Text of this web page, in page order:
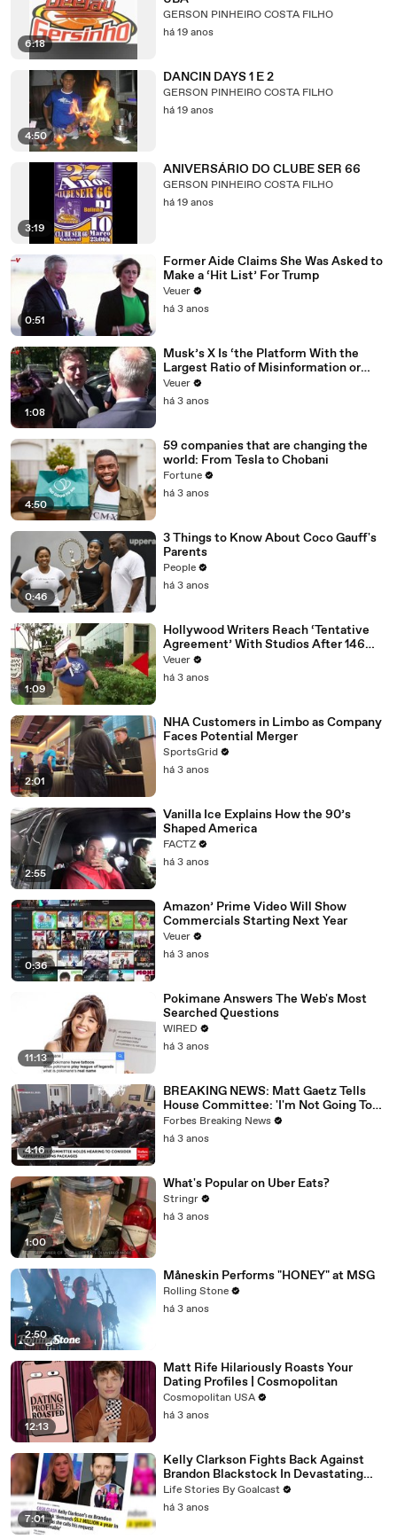
6:18
GERSON PINHEIRO COSTA FILHO
há 19 anos
4:50
DANCIN DAYS 1 E 2
GERSON PINHEIRO COSTA FILHO
há 19 anos
3:19
ANIVERSÁRIO DO CLUBE SER 66
GERSON PINHEIRO COSTA FILHO
há 19 anos
0:51
Former Aide Claims She Was Asked to
Make a ‘Hit List’ For Trump
Veuer
há 3 anos
1:08
Musk’s X Is ‘the Platform With the
Largest Ratio of Misinformation or
Disinformation’ Amongst All Social
Media Platforms
Veuer
há 3 anos
4:50
59 companies that are changing the
world: From Tesla to Chobani
Fortune
há 3 anos
0:46
3 Things to Know About Coco Gauff's
Parents
People
há 3 anos
1:09
Hollywood Writers Reach ‘Tentative
Agreement’ With Studios After 146
Day Strike
Veuer
há 3 anos
2:01
NHA Customers in Limbo as Company
Faces Potential Merger
SportsGrid
há 3 anos
2:55
Vanilla Ice Explains How the 90’s
Shaped America
FACTZ
há 3 anos
0:36
Amazon’ Prime Video Will Show
Commercials Starting Next Year
Veuer
há 3 anos
11:13
Pokimane Answers The Web's Most
Searched Questions
WIRED
há 3 anos
4:16
BREAKING NEWS: Matt Gaetz Tells
House Committee: 'I'm Not Going To
Vote For A Continuing Resolution'
Forbes Breaking News
há 3 anos
1:00
What's Popular on Uber Eats?
Stringr
há 3 anos
2:50
Måneskin Performs "HONEY" at MSG
Rolling Stone
há 3 anos
12:13
Matt Rife Hilariously Roasts Your
Dating Profiles | Cosmopolitan
Cosmopolitan USA
há 3 anos
7:01
Kelly Clarkson Fights Back Against
Brandon Blackstock In Devastating
Divorce Battle
Life Stories By Goalcast
há 3 anos